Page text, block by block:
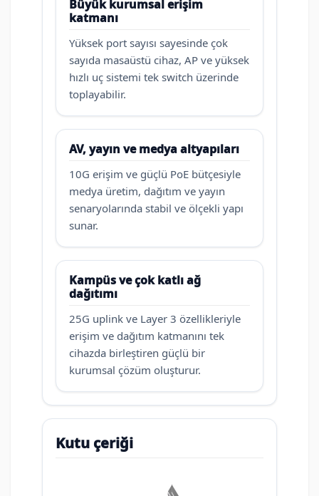
Büyük kurumsal erişim
katmanı
Yüksek port sayısı sayesinde çok
sayıda masaüstü cihaz, AP ve yüksek
hızlı uç sistemi tek switch üzerinde
toplayabilir.
AV, yayın ve medya altyapıları
10G erişim ve güçlü PoE bütçesiyle
medya üretim, dağıtım ve yayın
senaryolarında stabil ve ölçekli yapı
sunar.
Kampüs ve çok katlı ağ
dağıtımı
25G uplink ve Layer 3 özellikleriyle
erişim ve dağıtım katmanını tek
cihazda birleştiren güçlü bir
kurumsal çözüm oluşturur.
Kutu çeriği